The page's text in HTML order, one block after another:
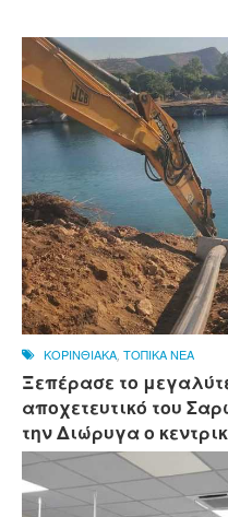
ΚΟΡΙΝΘΙΑΚΑ, ΤΟΠΙΚΑ ΝΕΑ
Ξεπέρασε το
αποχετευτικό του
την Διώρυγα ο